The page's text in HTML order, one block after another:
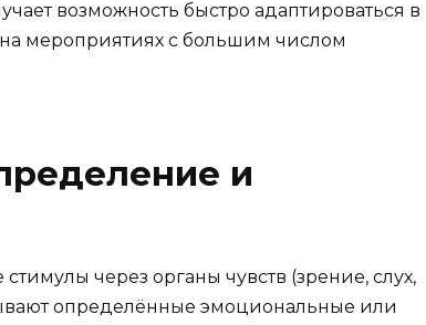
возможность быстро адаптироваться в
мероприятиях с большим числом
и
через органы чувств (зрение, слух,
определённые эмоциональные или